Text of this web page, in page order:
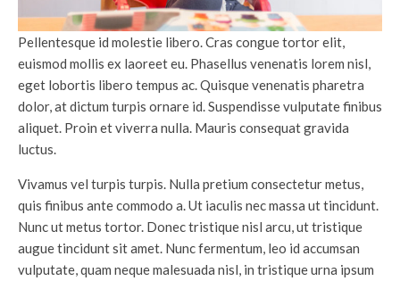
Pellentesque id molestie libero. Cras congue tortor elit,
euismod mollis ex laoreet eu. Phasellus venenatis lorem nisl,
eget lobortis libero tempus ac. Quisque venenatis pharetra
dolor, at dictum turpis ornare id. Suspendisse vulputate finibus
aliquet. Proin et viverra nulla. Mauris consequat gravida
luctus.
Vivamus vel turpis turpis. Nulla pretium consectetur metus,
quis finibus ante commodo a. Ut iaculis nec massa ut tincidunt.
Nunc ut metus tortor. Donec tristique nisl arcu, ut tristique
augue tincidunt sit amet. Nunc fermentum, leo id accumsan
vulputate, quam neque malesuada nisl, in tristique urna ipsum